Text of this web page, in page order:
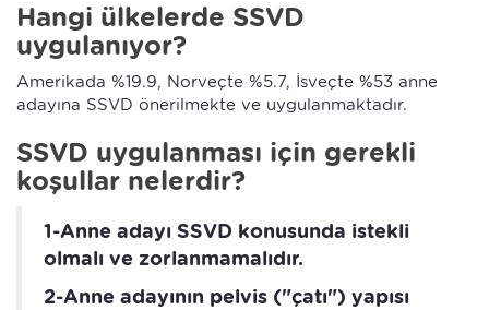
Hangi ülkelerde SSVD
uygulanıyor?
Amerikada %19.9, Norveçte %5.7, İsveçte %53 anne
adayına SSVD önerilmekte ve uygulanmaktadır.
SSVD uygulanması için gerekli
koşullar nelerdir?
1-Anne adayı SSVD konusunda istekli
olmalı ve zorlanmamalıdır.
2-Anne adayının pelvis ("çatı") yapısı